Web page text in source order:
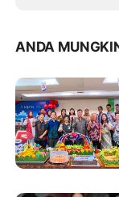
ANDA